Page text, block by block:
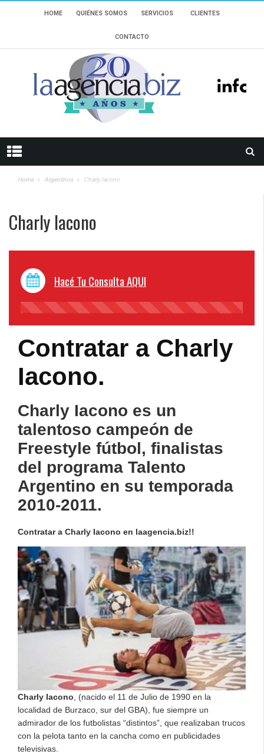
HOME QUIÉNES SOMOS SERVICIOS CLIENTES
CONTACTO
Home Argentinos Charly Iacono
Charly Iacono
Hacé Tu Consulta AQUI
45%
Contratar a Charly
Iacono.
Charly Iacono es un
talentoso campeón de
Freestyle fútbol, finalistas
del programa Talento
Argentino en su temporada
2010-2011.
Contratar a Charly Iacono en laagencia.biz!!
Charly Iacono , (nacido el 11 de Julio de 1990 en la
localidad de Burzaco, sur del GBA), fue siempre un
admirador de los futbolistas “distintos”, que realizaban trucos
con la pelota tanto en la cancha como en publicidades
televisivas.